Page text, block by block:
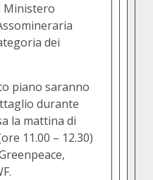
Ministero
dei
piano saranno
durante
la mattina di
11.00 – 12.30)